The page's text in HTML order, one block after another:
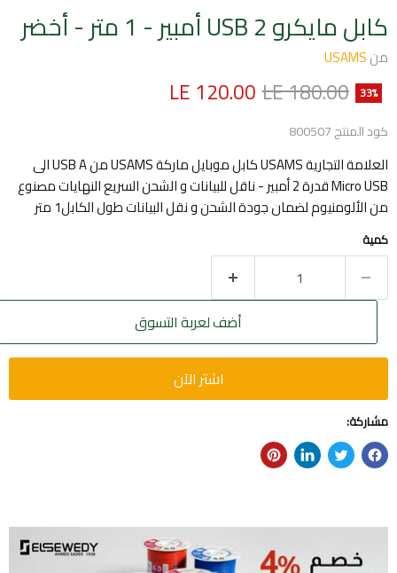
كابل مايكرو USB 2 أمبير - 1 متر - أخضر
منUSAMS
33% السعر الأصلي
LE 180.00السعر الحالي
LE 120.00
كود المنتج800507
العلامة التجارية USAMS كابل موبايل ماركة USAMS من USB A الى
Micro USB قدرة 2 أمبير - ناقل للبيانات و الشحن السريع النهايات مصنوع
من الألومنيوم لضمان جودة الشحن و نقل البيانات طول الكابل1 متر
كمية
أضف لعربة التسوق
اشتر الآن
مشاركة: